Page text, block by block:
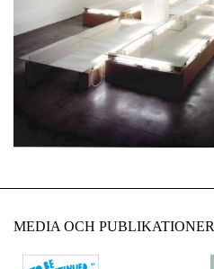
MEDIA OCH PUBLIKATIONER